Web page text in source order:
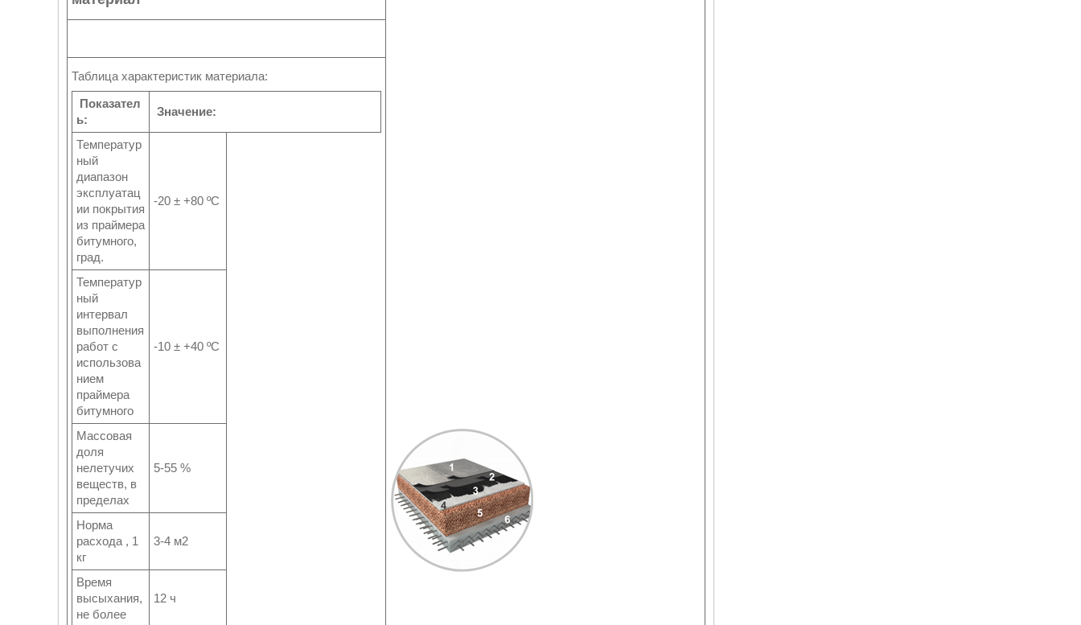
Таблица характеристик материала:
Показател
ь:
Значение:
Температур
ный
диапазон
эксплуатац
ии покрытия
из праймера
битумного,
град.
-20 ± +80 ºС
Температур
ный
интервал
выполнения
работ с
использова
нием
праймера
битумного
-10 ± +40 ºС
Массовая
доля
нелетучих
веществ, в
пределах
5-55 %
Норма
расхода , 1
кг
3-4 м2
Время
высыхания,
не более
12 ч